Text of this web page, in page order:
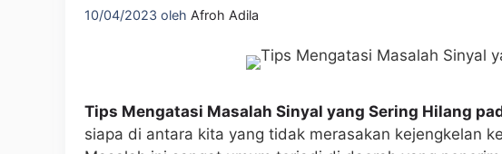
10/04/2023 oleh Afroh Adila
Tips Mengatasi Masalah Sinyal yang Sering Hilang
siapa di antara kita yang tidak merasakan kejengkelan